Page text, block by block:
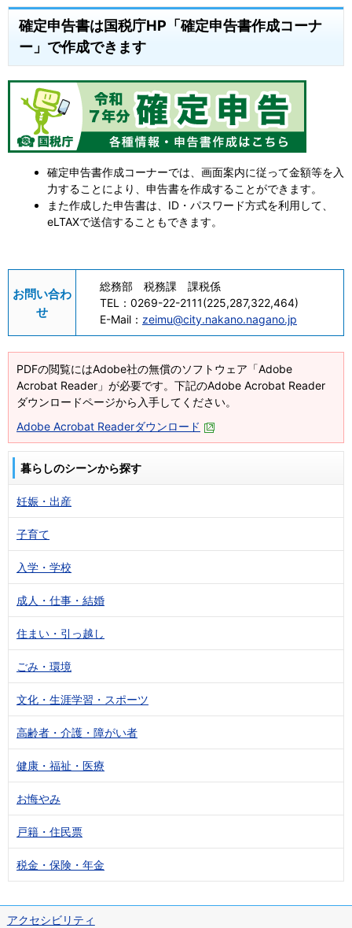
確定申告書は国税庁HP「確定申告書作成コーナ
ー」で作成できます
確定申告書作成コーナーでは、画面案内に従って金額等を入
力することにより、申告書を作成することができます。
また作成した申告書は、ID・パスワード方式を利用して、
eLTAXで送信することもできます。
お問い合わ
せ
総務部 税務課 課税係
TEL： 0269-22-2111(225,287,322,464)
E-Mail： zeimu@city.nakano.nagano.jp
PDFの閲覧にはAdobe社の無償のソフトウェア「Adobe
Acrobat Reader」が必要です。下記のAdobe Acrobat Reader
ダウンロードページから入手してください。
Adobe Acrobat Readerダウンロード
暮らしのシーンから探す
妊娠・出産
子育て
入学・学校
成人・仕事・結婚
住まい・引っ越し
ごみ・環境
文化・生涯学習・スポーツ
高齢者・介護・障がい者
健康・福祉・医療
お悔やみ
戸籍・住民票
税金・保険・年金
アクセシビリティ